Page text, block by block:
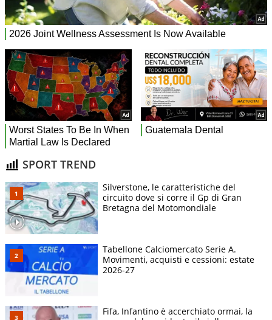
SPORT TREND
Silverstone, le caratteristiche del
circuito dove si corre il Gp di Gran
Bretagna del Motomondiale
Tabellone Calciomercato Serie A.
Movimenti, acquisti e cessioni: estate
2026-27
Fifa, Infantino è accerchiato ormai, la